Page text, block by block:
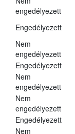
engedélyezett
Engedélyezett
Nem
engedélyezett
Engedélyezett
Nem
engedélyezett
Nem
engedélyezett
Engedélyezett
Nem